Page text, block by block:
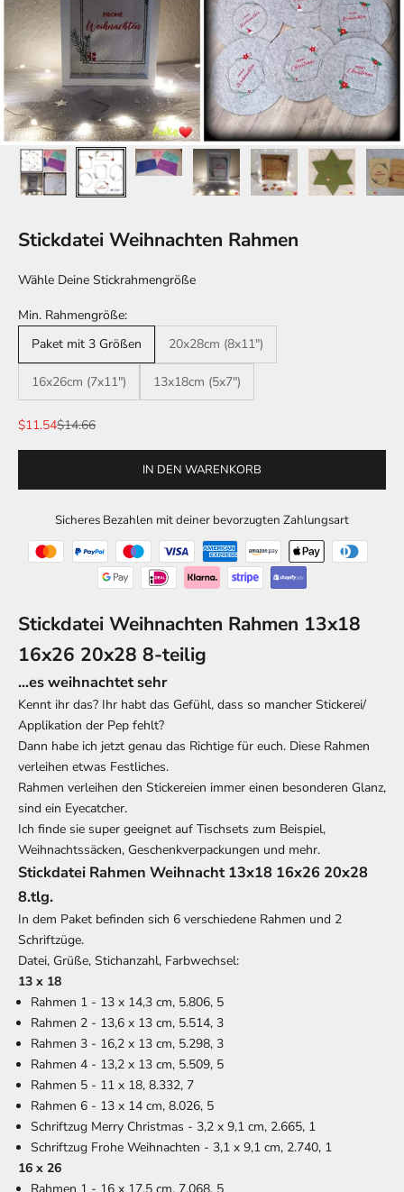
Stickdatei Weihnachten Rahmen
Wähle Deine Stickrahmengröße
Min. Rahmengröße:
Paket mit 3 Größen
20x28cm (8x11")
16x26cm (7x11") 13x18cm (5x7")
Angebot
$11.54Regulärer Preis
$14.66
IN DEN WARENKORB
Sicheres Bezahlen mit deiner bevorzugten Zahlungsart
Stickdatei Weihnachten Rahmen 13x18
16x26 20x28 8-teilig
...es weihnachtet sehr
Kennt ihr das? Ihr habt das Gefühl, dass so mancher Stickerei/
Applikation der Pep fehlt?
Dann habe ich jetzt genau das Richtige für euch. Diese Rahmen
verleihen etwas Festliches.
Rahmen verleihen den Stickereien immer einen besonderen Glanz,
sind ein Eyecatcher.
Ich finde sie super geeignet auf Tischsets zum Beispiel,
Weihnachtssäcken, Geschenkverpackungen und mehr.
Stickdatei Rahmen Weihnacht 13x18 16x26 20x28
8.tlg.
In dem Paket befinden sich 6 verschiedene Rahmen und 2
Schriftzüge.
Datei, Grüße, Stichanzahl, Farbwechsel:
13 x 18
Rahmen 1 - 13 x 14,3 cm, 5.806, 5
Rahmen 2 - 13,6 x 13 cm, 5.514, 3
Rahmen 3 - 16,2 x 13 cm, 5.298, 3
Rahmen 4 - 13,2 x 13 cm, 5.509, 5
Rahmen 5 - 11 x 18, 8.332, 7
Rahmen 6 - 13 x 14 cm, 8.026, 5
Schriftzug Merry Christmas - 3,2 x 9,1 cm, 2.665, 1
Schriftzug Frohe Weihnachten - 3,1 x 9,1 cm, 2.740, 1
16 x 26